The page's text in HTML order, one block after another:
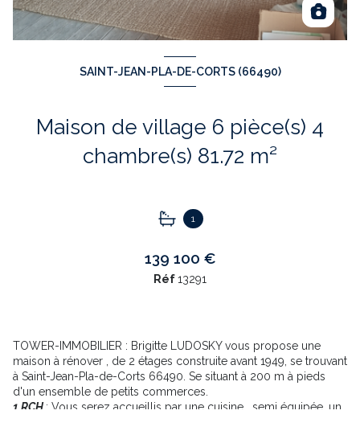
SAINT-JEAN-PLA-DE-CORTS (66490)
Maison de village 6 pièce(s) 4
chambre(s) 81.72 m²
1
139 100 €
Réf13291
TOWER-IMMOBILIER : Brigitte LUDOSKY vous propose une
maison à rénover , de 2 étages construite avant 1949, se trouvant
à Saint-Jean-Pla-de-Corts 66490. Se situant à 200 m à pieds
d'un ensemble de petits commerces.
1 RCH : Vous serez accueillis par une cuisine , semi équipée, un